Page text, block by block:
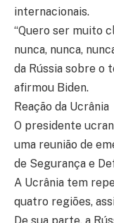
internacionais.
“Quero ser muito
nunca, nunca,
da Rússia sobre o
afirmou Biden.
Reação da Ucrânia
O presidente
uma reunião de
de Segurança e
A Ucrânia tem
quatro regiões,